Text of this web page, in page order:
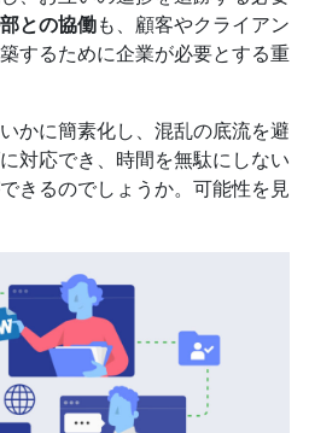
との協働も、顧客やクライアン
するために企業が必要とする重
かに簡素化し、混乱の底流を避
対応でき、時間を無駄にしない
きるのでしょうか。可能性を見